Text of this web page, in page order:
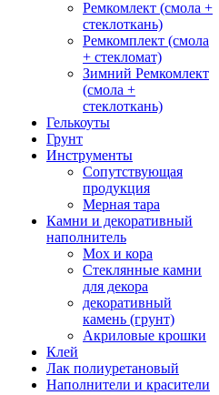
Ремкомлект (смола +
стеклоткань)
Ремкомплект (смола
+ стекломат)
Зимний Ремкомлект
(смола +
стеклоткань)
Гелькоуты
Грунт
Инструменты
Сопутствующая
продукция
Мерная тара
Камни и декоративный
наполнитель
Мох и кора
Стеклянные камни
для декора
декоративный
камень (грунт)
Акриловые крошки
Клей
Лак полиуретановый
Наполнители и красители